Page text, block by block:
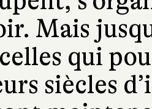
Mais
qui
siècles